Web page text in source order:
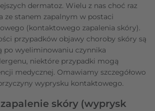
dermatoz. Wielu z nas choć raz
ze stanem zapalnym w postaci
(kontaktowego zapalenia skóry).
przypadków objawy choroby skóry są
po wyeliminowaniu czynnika
niektóre przypadki mogą
medycznej. Omawiamy szczegółowo
wyprysku kontaktowego.
skóry (wyprysk